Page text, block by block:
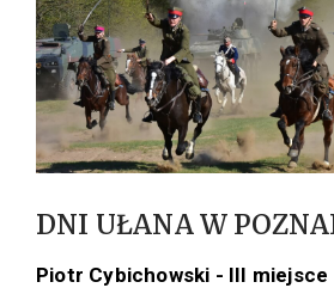
DNI UŁANA W
Piotr Cybichowski - III miejsce